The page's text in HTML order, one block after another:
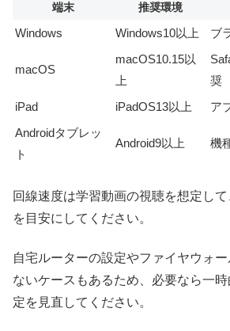
端末 推奨環境
Windows Windows10以上 ブ
macOS
macOS10.15以
上
奨
iPad
iPadOS13以上
ア
Androidタブレッ
ト
Android9以上 機
回線速度は学習動画の視聴を想定し
を目安にしてください。
自宅ルーターの設定やファイヤウォ
ないケースもあるため、必要なら一
定を見直してください。